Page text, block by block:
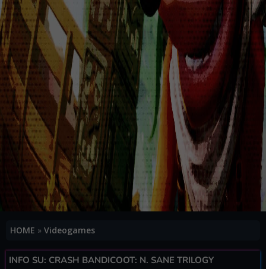
HOME » Videogames
INFO SU: CRASH BANDICOOT: N. SANE TRILOGY